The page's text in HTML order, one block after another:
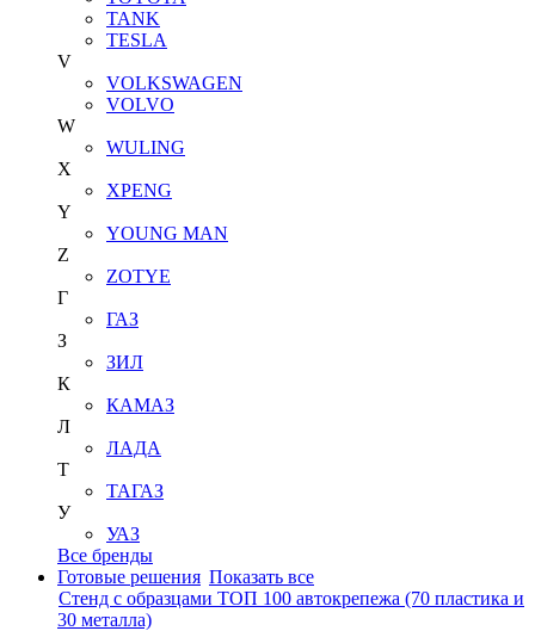
TANK
TESLA
V
VOLKSWAGEN
VOLVO
W
WULING
X
XPENG
Y
YOUNG MAN
Z
ZOTYE
Г
ГАЗ
З
ЗИЛ
К
КАМАЗ
Л
ЛАДА
Т
ТАГАЗ
У
УАЗ
Все бренды
Готовые решения Показать все
Стенд с образцами ТОП 100 автокрепежа (70 пластика и
30 металла)